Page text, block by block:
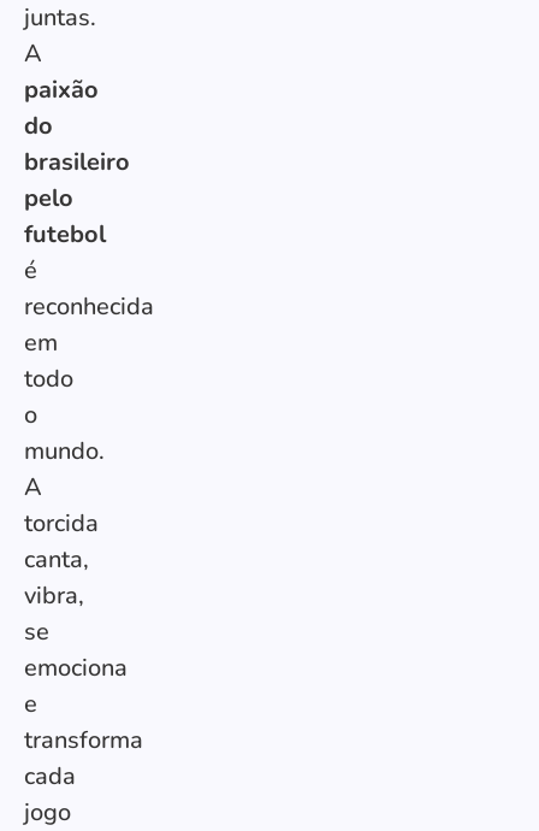
juntas.
A
paixão
do
brasileiro
pelo
futebol
é
reconhecida
em
todo
o
mundo.
A
torcida
canta,
vibra,
se
emociona
e
transforma
cada
jogo